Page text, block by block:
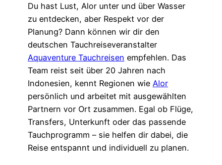
Du hast Lust, Alor unter und über Wasser
zu entdecken, aber Respekt vor der
Planung? Dann können wir dir den
deutschen Tauchreiseveranstalter
Aquaventure Tauchreisen empfehlen. Das
Team reist seit über 20 Jahren nach
Indonesien, kennt Regionen wie Alor
persönlich und arbeitet mit ausgewählten
Partnern vor Ort zusammen. Egal ob Flüge,
Transfers, Unterkunft oder das passende
Tauchprogramm – sie helfen dir dabei, die
Reise entspannt und individuell zu planen.